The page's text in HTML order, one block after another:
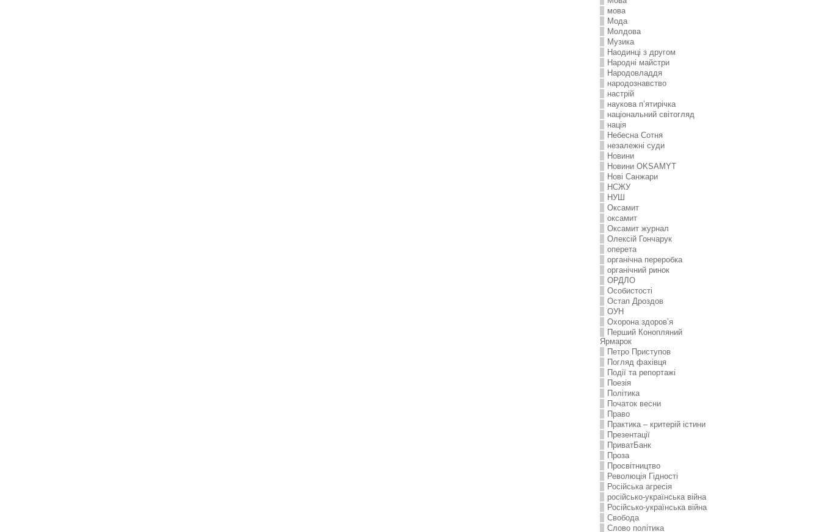
мова
Мода
Молдова
Музика
Наодинці з другом
Народні майстри
Народовладдя
народознавство
настрій
наукова п’ятирічка
національний світогляд
нація
Небесна Сотня
незалежні суди
Новини
Новини OKSAMYT
Нові Санжари
НСЖУ
НУШ
Оксамит
оксамит
Оксамит журнал
Олексій Гончарук
оперета
органічна переробка
органічний ринок
ОРДЛО
Особистості
Остап Дроздов
ОУН
Охорона здоров’я
Перший Конопляний
Ярмарок
Петро Приступов
Погляд фахівця
Події та репортажі
Поезія
Політика
Початок весни
Право
Практика – критерій істини
Презентації
ПриватБанк
Проза
Просвітництво
Революція Гідності
Російська агресія
російсько-українська війна
Російсько-українська війна
Свобода
Слово політика